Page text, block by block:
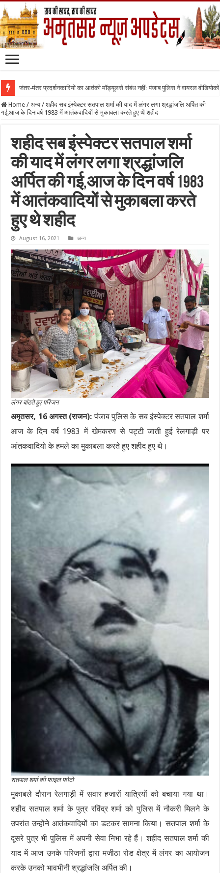
जंतर-मंतर प्रदर्शनकारियों का आतंकी मॉड्यूलसे संबंध नहीं: पंजाब पुलिस ने वायरल वीडियोको
Home / अन्य / शहीद सब इंस्पेक्टर सतपाल शर्मा की याद में लंगर लगा श्रद्धांजलि अर्पित की
गई,आज के दिन वर्ष 1983 में आतंकवादियों से मुकाबला करते हुए थे शहीद
शहीद सब इंस्पेक्टर सतपाल शर्मा
की याद में लंगर लगा श्रद्धांजलि
अर्पित की गई,आज के दिन वर्ष 1983
में आतंकवादियों से मुकाबला करते
हुए थे शहीद
August 16, 2021 अन्य
लंगर बांटते हुए परिजन
अमृतसर, 16 अगस्त (राजन): पंजाब पुलिस के सब इंस्पेक्टर सतपाल शर्मा
आज के दिन वर्ष 1983 में खेमकरण से पट्टी जाती हुई रेलगाड़ी पर
आंतकवादियो के हमले का मुकाबला करते हुए शहीद हुए थे।
सतपाल शर्मा की फाइल फोटो
मुकाबले दौरान रेलगाड़ी में सवार हजारों यात्रियों को बचाया गया था।
शहीद सतपाल शर्मा के पुत्र रविंद्र शर्मा को पुलिस में नौकरी मिलने के
उपरांत उन्होंने आतंकवादियों का डटकर सामना किया। सतपाल शर्मा के
दूसरे पुत्र भी पुलिस में अपनी सेवा निभा रहे हैं। शहीद सतपाल शर्मा की
याद में आज उनके परिजनों द्वारा मजीठा रोड क्षेत्र में लंगर का आयोजन
करके उनको भावभीनी श्रद्धांजलि अर्पित की।